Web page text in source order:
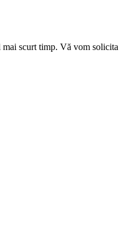
mai scurt timp. Vă vom solicita